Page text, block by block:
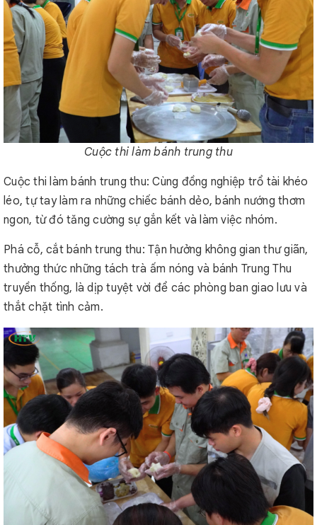
Cuộc thi làm bánh trung thu
Cuộc thi làm bánh trung thu: Cùng đồng nghiệp trổ tài khéo
léo, tự tay làm ra những chiếc bánh dẻo, bánh nướng thơm
ngon, từ đó tăng cường sự gắn kết và làm việc nhóm.
Phá cỗ, cắt bánh trung thu: Tận hưởng không gian thư giãn,
thưởng thức những tách trà ấm nóng và bánh Trung Thu
truyền thống, là dịp tuyệt vời để các phòng ban giao lưu và
thắt chặt tình cảm.